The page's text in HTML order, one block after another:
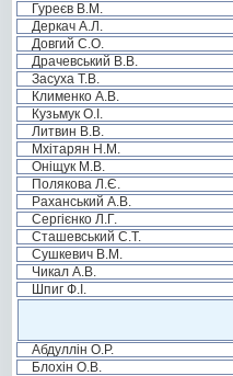
Гуреєв В.М.
Деркач А.Л.
Довгий С.О.
Драчевський В.В.
Засуха Т.В.
Клименко А.В.
Кузьмук О.І.
Литвин В.В.
Мхітарян Н.М.
Оніщук М.В.
Полякова Л.Є.
Раханський А.В.
Сергієнко Л.Г.
Сташевський С.Т.
Сушкевич В.М.
Чикал А.В.
Шпиг Ф.І.
Абдуллін О.Р.
Блохін О.В.